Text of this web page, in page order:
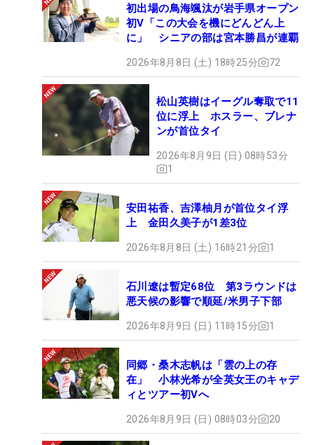
初出場の鳥海颯汰が岩手県オープン
初V「この大会を機にどんどん上
に」 シニアの部は宮本勝昌が連覇
2026年8月8日 (土) 18時25分 72
松山英樹はイーグル奪取で11
位に浮上 ホスラー、ブレナ
ンが首位タイ
2026年8月9日 (日) 08時53分
1
安田祐香、吉澤柚月が首位タイ浮
上 金田久美子が1差3位
2026年8月8日 (土) 16時21分 1
石川遼は暫定68位 第3ラウンドは
悪天候の影響で順延/米男子下部
2026年8月9日 (日) 11時15分 1
同郷・桑木志帆は「雲の上の存
在」 小林光希が全英女王のキャデ
ィとツアー初Vへ
2026年8月9日 (日) 08時03分 20